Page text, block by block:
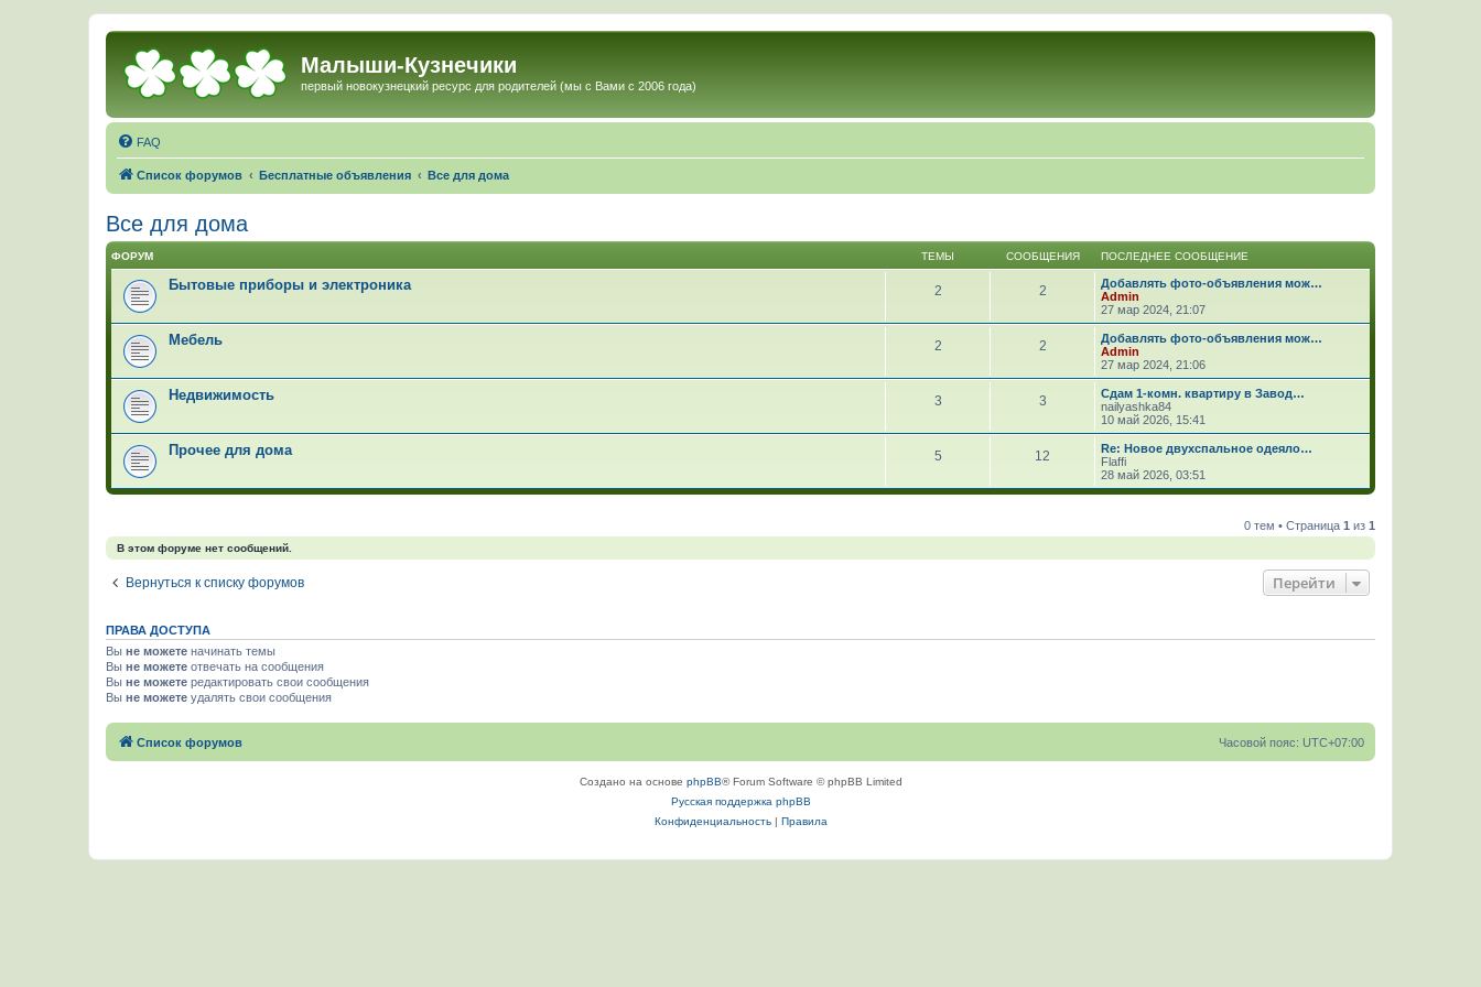
Малыши-Кузнечики
первый новокузнецкий ресурс для родителей (мы с Вами с 2006 года)
FAQ
Список форумов Бесплатные объявления Все для дома
Все для дома
ФОРУМ ТЕМЫ СООБЩЕНИЯ ПОСЛЕДНЕЕ СООБЩЕНИЕ
Бытовые приборы и электроника 2 2
Добавлять фото-объявления мож…
Admin
27 мар 2024, 21:07
Мебель 2 2
Добавлять фото-объявления мож…
Admin
27 мар 2024, 21:06
Недвижимость 3 3
Сдам 1-комн. квартиру в Завод…
nailyashka84
10 май 2026, 15:41
Прочее для дома 5 12
Re: Новое двухспальное одеяло…
Flaffi
28 май 2026, 03:51
0 тем • Страница 1 из 1
В этом форуме нет сообщений.
Вернуться к списку форумов Перейти
ПРАВА ДОСТУПА
Вы не можете начинать темы
Вы не можете отвечать на сообщения
Вы не можете редактировать свои сообщения
Вы не можете удалять свои сообщения
Список форумов Часовой пояс: UTC+07:00
Создано на основе phpBB® Forum Software © phpBB Limited
Русская поддержка phpBB
Конфиденциальность| Правила